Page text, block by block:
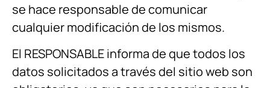
se hace responsable de comunicar
cualquier modificación de los mismos.
El RESPONSABLE informa de que todos los
datos solicitados a través del sitio web son